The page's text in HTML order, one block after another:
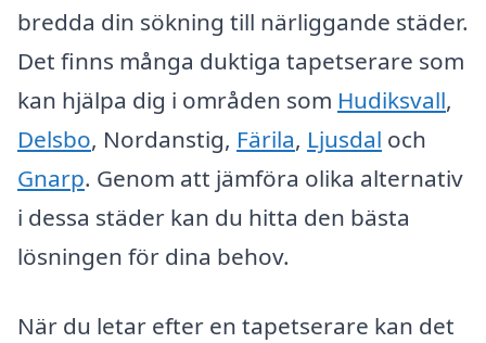
bredda din sökning till närliggande städer.
Det finns många duktiga tapetserare som
kan hjälpa dig i områden som Hudiksvall,
Delsbo, Nordanstig, Färila, Ljusdal och
Gnarp. Genom att jämföra olika alternativ
i dessa städer kan du hitta den bästa
lösningen för dina behov.
När du letar efter en tapetserare kan det